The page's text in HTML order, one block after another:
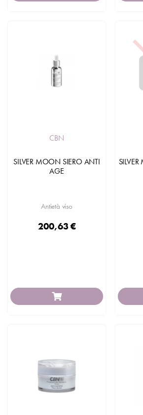
CBN
SILVER MOON SIERO ANTI
AGE
Antietà viso
200,63 €